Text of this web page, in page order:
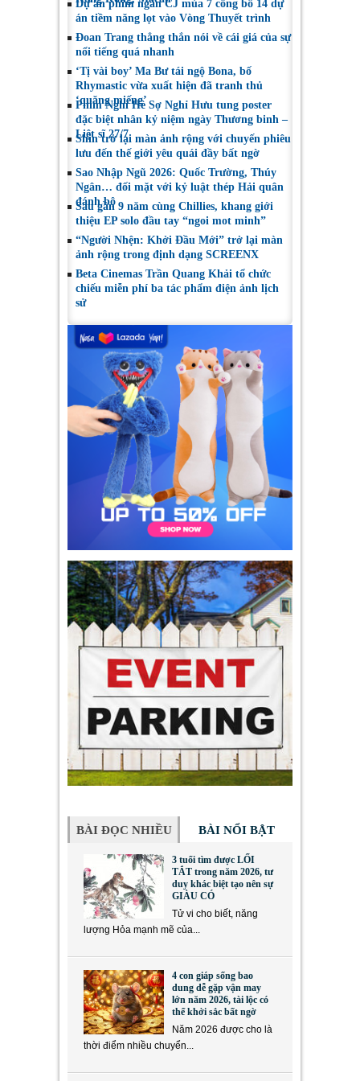
Dự án phim ngắn CJ mùa 7 công bố 14 dự
án tiềm năng lọt vào Vòng Thuyết trình
Đoan Trang thẳng thắn nói về cái giá của sự
nổi tiếng quá nhanh
‘Tị vài boy’ Ma Bư tái ngộ Bona, bố
Rhymastic vừa xuất hiện đã tranh thủ
‘quăng miếng’
Phim Nghỉ Hè Sợ Nghỉ Hưu tung poster
đặc biệt nhân kỷ niệm ngày Thương binh –
Liệt sĩ 27/7
Shin trở lại màn ảnh rộng với chuyến phiêu
lưu đến thế giới yêu quái đầy bất ngờ
Sao Nhập Ngũ 2026: Quốc Trường, Thúy
Ngân… đối mặt với kỷ luật thép Hải quân
đánh bộ
Sau gần 9 năm cùng Chillies, khang giới
thiệu EP solo đầu tay “ngoi mot minh”
“Người Nhện: Khởi Đầu Mới” trở lại màn
ảnh rộng trong định dạng SCREENX
Beta Cinemas Trần Quang Khải tổ chức
chiếu miễn phí ba tác phẩm điện ảnh lịch
sử
BÀI ĐỌC NHIỀU BÀI NỔI BẬT
3 tuổi tìm được LỐI
TẮT trong năm 2026, tư
duy khác biệt tạo nên sự
GIÀU CÓ
Tử vi cho biết, năng
lượng Hỏa mạnh mẽ của...
4 con giáp sống bao
dung dễ gặp vận may
lớn năm 2026, tài lộc có
thể khởi sắc bất ngờ
Năm 2026 được cho là
thời điểm nhiều chuyển...